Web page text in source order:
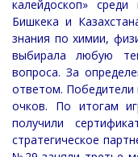
калейдоскоп»
Бишкека и
знания по химии,
выбирала любую
вопроса. За
ответом. Победители
очков. По итогам
получили
стратегическое